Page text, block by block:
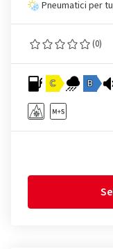
Pneumatici per
(0)
C B